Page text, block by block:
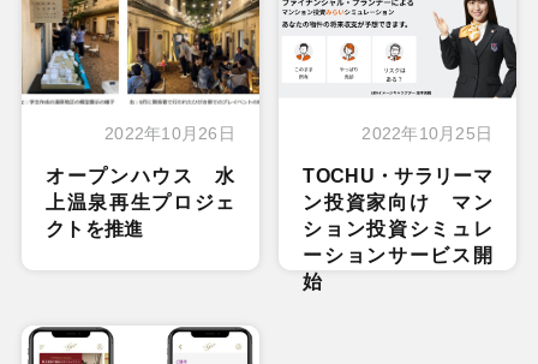
2022年10月26日
オープンハウス 水
上温泉再生プロジェ
クトを推進
2022年10月25日
TOCHU・サラリーマ
ン投資家向け マン
ション投資シミュレ
ーションサービス開
始